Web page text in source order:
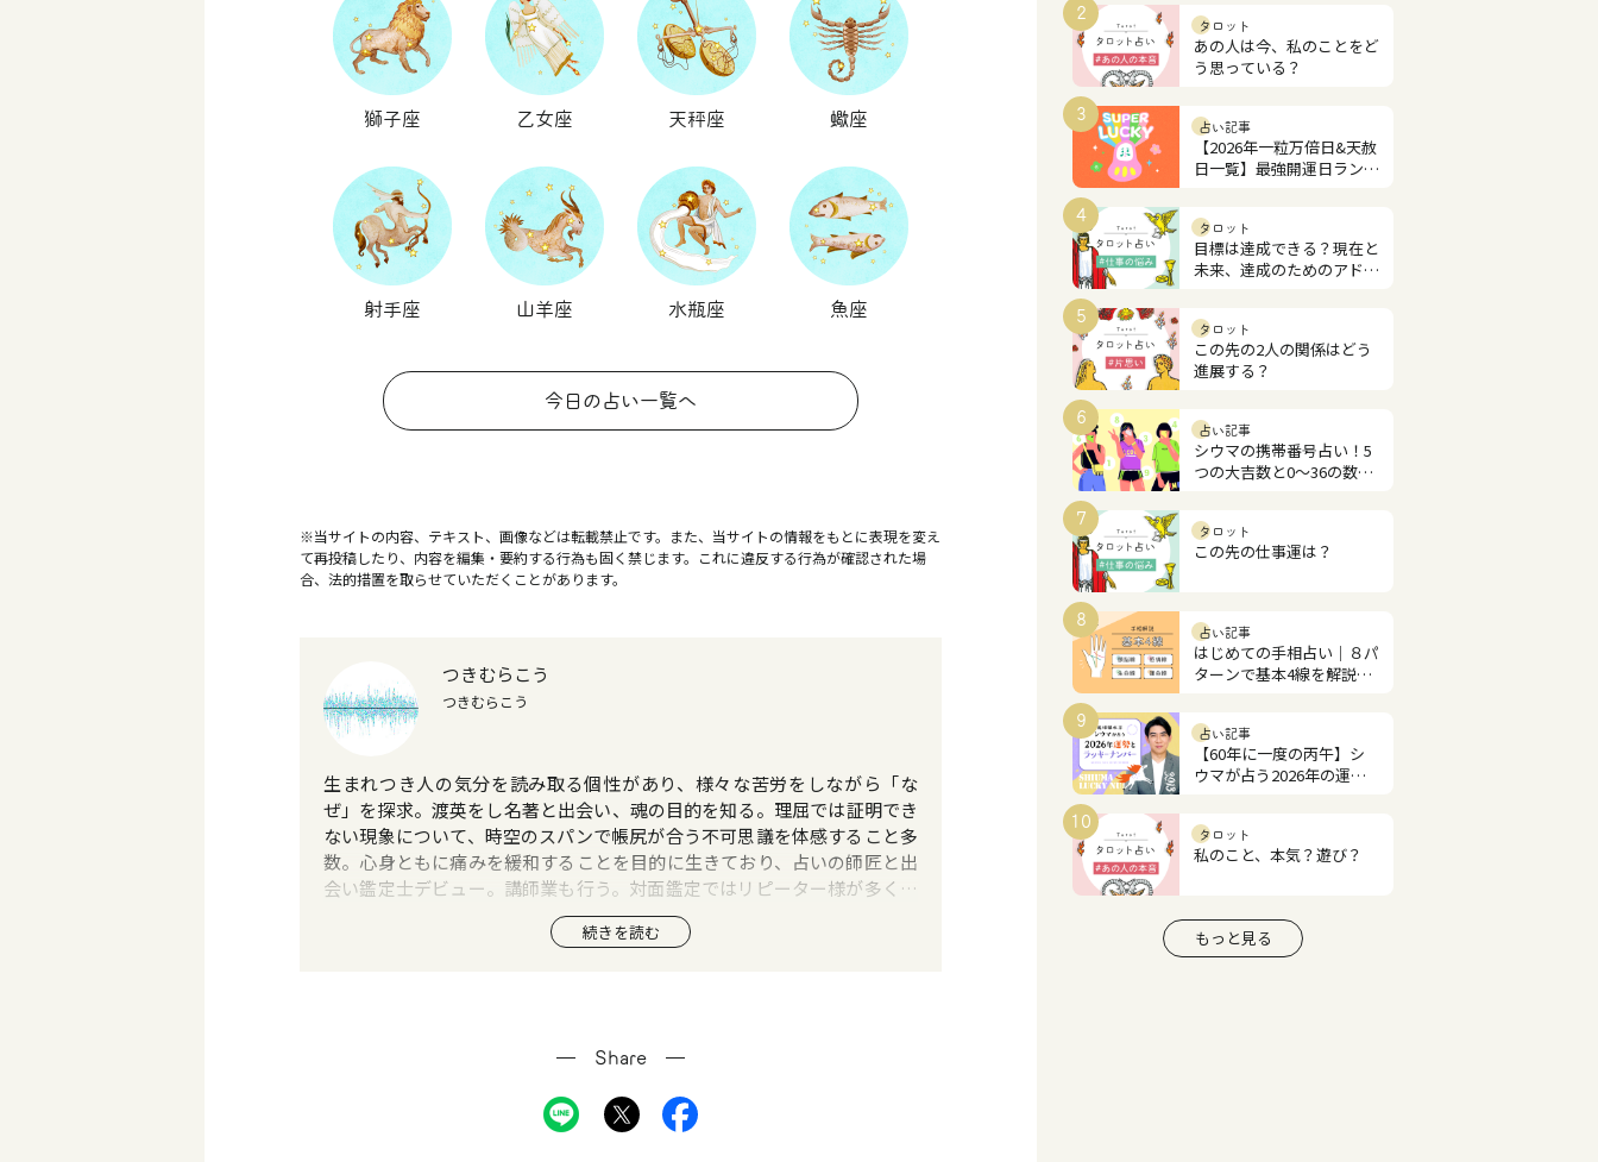
獅子座 乙女座 天秤座 蠍座
射手座 山羊座 水瓶座 魚座
今日の占い一覧へ
※当サイトの内容、テキスト、画像などは転載禁止です。また、当サイトの情報をもとに表現を変え
て再投稿したり、内容を編集・要約する行為も固く禁じます。これに違反する行為が確認された場
合、法的措置を取らせていただくことがあります。
つきむらこう
つきむらこう
生まれつき人の気分を読み取る個性があり、様々な苦労をしながら「な
ぜ」を探求。渡英をし名著と出会い、魂の目的を知る。理屈では証明でき
ない現象について、時空のスパンで帳尻が合う不可思議を体感すること多
数。心身ともに痛みを緩和することを目的に生きており、占いの師匠と出
会い鑑定士デビュー。講師業も行う。対面鑑定ではリピーター様が多く、
1万人以上を鑑定。占術は西洋占星術、タロット。
続きを読む
Share
2
タロット
あの人は今、私のことをど
う思っている？
3
占い記事
【2026年一粒万倍日&天赦
日一覧】最強開運日ランキ
4
タロット
目標は達成できる？現在と
未来、達成のためのアドバ
5
タロット
この先の2人の関係はどう
進展する？
6
占い記事
シウマの携帯番号占い！5
つの大吉数と0～36の数字
7
タロット
この先の仕事運は？
8
占い記事
はじめての手相占い｜８パ
ターンで基本4線を解説！
9
占い記事
【60年に一度の丙午】シ
ウマが占う2026年の運勢
10
タロット
私のこと、本気？遊び？
もっと見る